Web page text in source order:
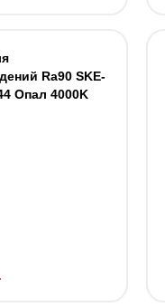
Ra90 SKE-
Опал 4000K